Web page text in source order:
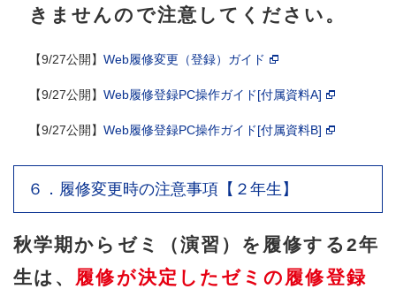
きませんので注意してください。
【9/27公開】 Web履修変更（登録）ガイド
【9/27公開】 Web履修登録PC操作ガイド[付属資料A]
【9/27公開】 Web履修登録PC操作ガイド[付属資料B]
６．履修変更時の注意事項【２年生】
秋学期からゼミ（演習）を履修する2年
生は、 履修が決定したゼミの履修登録